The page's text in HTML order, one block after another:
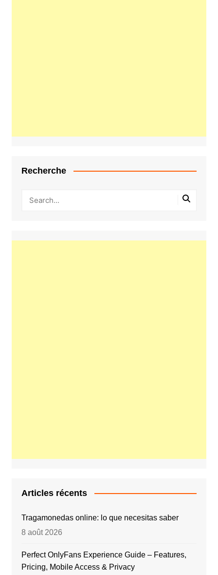
Recherche
Articles récents
Tragamonedas online: lo que necesitas saber
8 août 2026
Perfect OnlyFans Experience Guide – Features,
Pricing, Mobile Access & Privacy